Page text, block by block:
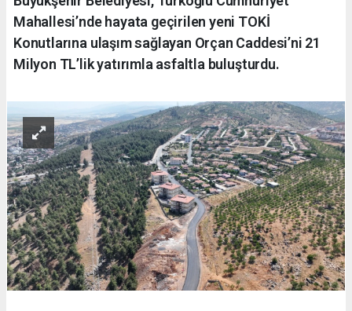
Mahallesi’nde hayata geçirilen yeni TOKİ
Konutlarına ulaşım sağlayan Orçan Caddesi’ni 21
Milyon TL’lik yatırımla asfaltla buluşturdu.